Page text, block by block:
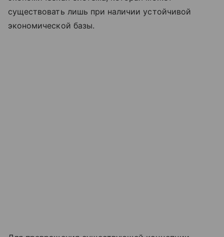
существовать лишь при наличии устойчивой
экономической базы.